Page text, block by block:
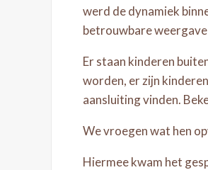
werd de dynamiek
betrouwbare weergave
Er staan kinderen
worden, er zijn
aansluiting vinden.
We vroegen wat hen
Hiermee kwam het